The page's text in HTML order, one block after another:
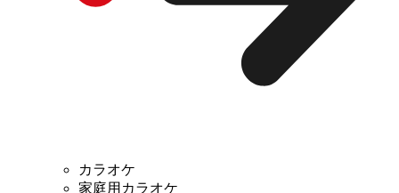
カラオケ
家庭用カラオケ